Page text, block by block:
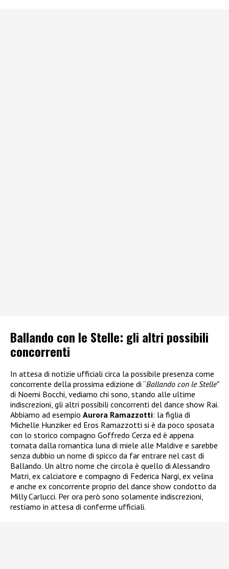
Ballando con le Stelle: gli altri possibili
concorrenti
In attesa di notizie ufficiali circa la possibile presenza come
concorrente della prossima edizione di “Ballando con le Stelle”
di Noemi Bocchi, vediamo chi sono, stando alle ultime
indiscrezioni, gli altri possibili concorrenti del dance show Rai.
Abbiamo ad esempio Aurora Ramazzotti: la figlia di
Michelle Hunziker ed Eros Ramazzotti si è da poco sposata
con lo storico compagno Goffredo Cerza ed è appena
tornata dalla romantica luna di miele alle Maldive e sarebbe
senza dubbio un nome di spicco da far entrare nel cast di
Ballando. Un altro nome che circola è quello di Alessandro
Matri, ex calciatore e compagno di Federica Nargi, ex velina
e anche ex concorrente proprio del dance show condotto da
Milly Carlucci. Per ora però sono solamente indiscrezioni,
restiamo in attesa di conferme ufficiali.